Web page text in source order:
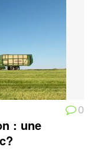
0
: une